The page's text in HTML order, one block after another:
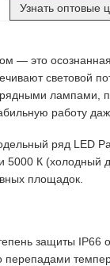
Узнать оптовые
— это
световой
лампами,
работу
ряд LED
К (холодный
площадок.
защиты
перепадами